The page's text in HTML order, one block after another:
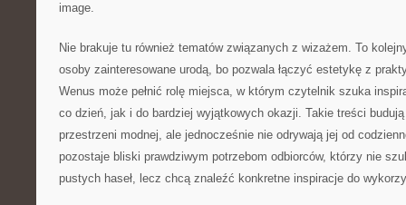
image.
Nie brakuje tu również tematów związanych z wizażem. To
osoby zainteresowane urodą, bo pozwala łączyć estetykę z
Wenus może pełnić rolę miejsca, w którym czytelnik szuka
co dzień, jak i do bardziej wyjątkowych okazji. Takie treści
przestrzeni modnej, ale jednocześnie nie odrywają jej od
pozostaje bliski prawdziwym potrzebom odbiorców, którzy nie
pustych haseł, lecz chcą znaleźć konkretne inspiracje do